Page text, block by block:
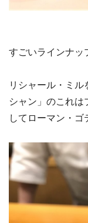
すごいラインナッ
リシャール・ミ
シャン」のこれ
してローマン・ゴ